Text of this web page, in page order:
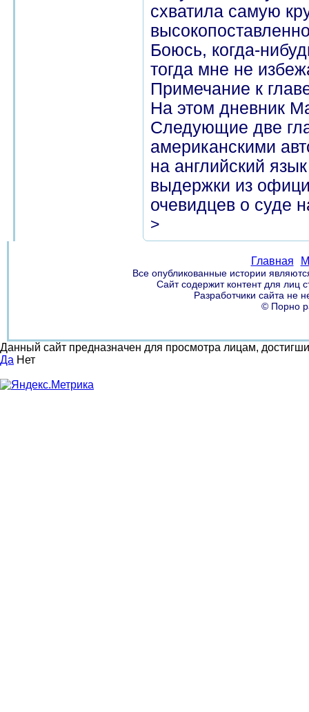
схватила самую
Боюсь, когда-
тогда мне не
Примечание к
На этом дневник
Следующие две
американскими
на английский
выдержки из
очевидцев о суде
>
Главная
Все опубликованные истории
Сайт содержит контент для лиц
Разработчики сайта не
© Порно
Данный сайт предназначен для просмотра лицам,
Да Нет